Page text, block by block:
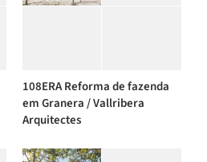
108ERA Reforma de fazenda
em Granera / Vallribera
Arquitectes